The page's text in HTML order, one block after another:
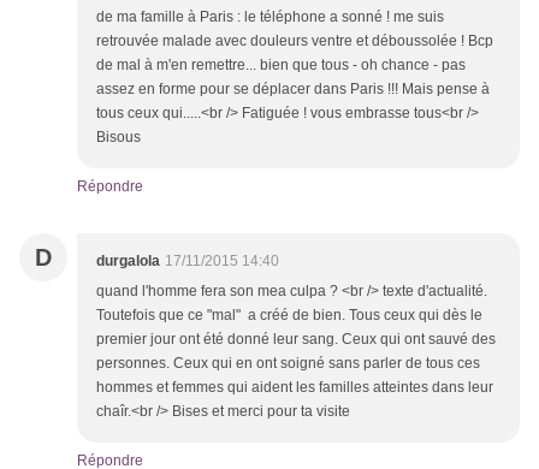
de ma famille à Paris : le téléphone a sonné ! me suis
retrouvée malade avec douleurs ventre et déboussolée ! Bcp
de mal à m'en remettre... bien que tous - oh chance - pas
assez en forme pour se déplacer dans Paris !!! Mais pense à
tous ceux qui.....<br /> Fatiguée ! vous embrasse tous<br />
Bisous
Répondre
D durgalola 17/11/2015 14:40
quand l'homme fera son mea culpa ? <br /> texte d'actualité.
Toutefois que ce "mal" a créé de bien. Tous ceux qui dès le
premier jour ont été donné leur sang. Ceux qui ont sauvé des
personnes. Ceux qui en ont soigné sans parler de tous ces
hommes et femmes qui aident les familles atteintes dans leur
chaîr.<br /> Bises et merci pour ta visite
Répondre